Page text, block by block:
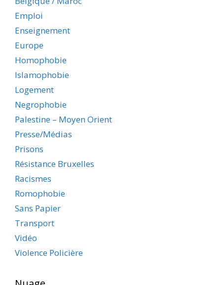
Emploi
Enseignement
Europe
Homophobie
Islamophobie
Logement
Negrophobie
Palestine – Moyen Orient
Presse/Médias
Prisons
Résistance Bruxelles
Racismes
Romophobie
Sans Papier
Transport
Vidéo
Violence Policière